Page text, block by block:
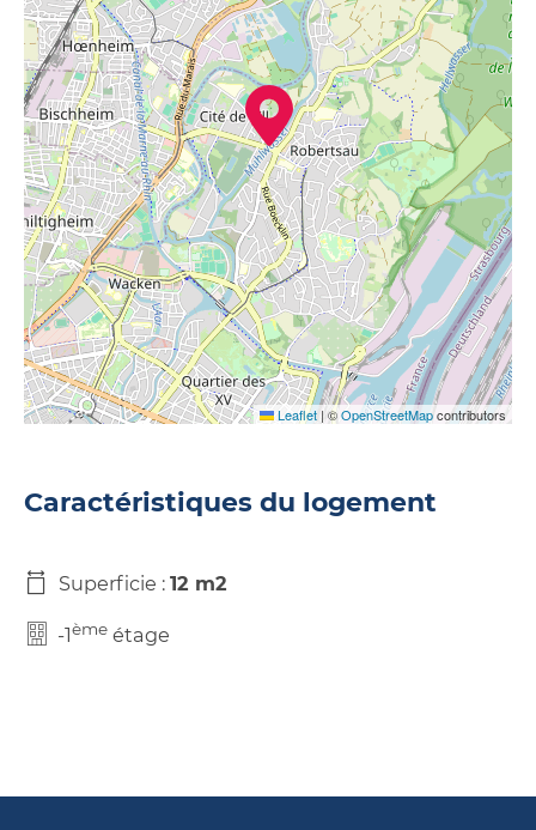
Leaflet | ©OpenStreetMapcontributors
Caractéristiques du logement
Superficie : 12 m2
-1ème étage